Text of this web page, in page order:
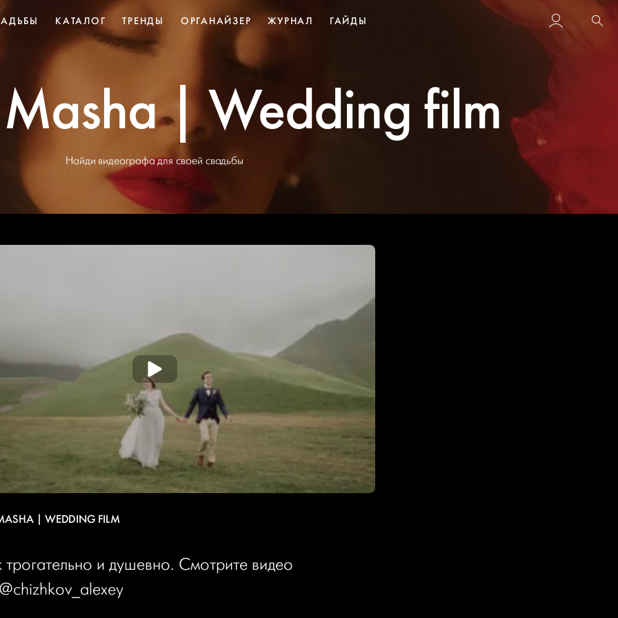
КАТАЛОГ ТРЕНДЫ ОРГАНАЙЗЕР ЖУРНАЛ ГАЙДЫ
| Wedding film
Найди видеографа для своей свадьбы
| WEDDING FILM
трогательно и душевно. Cмотрите видео